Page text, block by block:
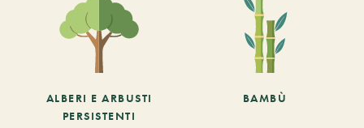
ALBERI E ARBUSTI
PERSISTENTI
BAMBÙ